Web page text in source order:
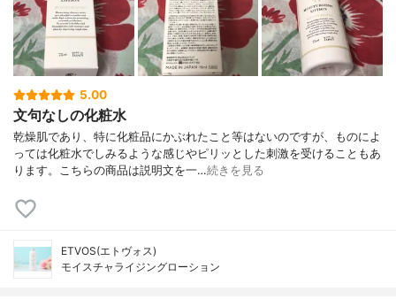
5.00
文句なしの化粧水
乾燥肌であり、特に化粧品にかぶれたこと等はないのですが、ものによ
っては化粧水でしみるような感じやピリッとした刺激を受けることもあ
ります。こちらの商品は説明文を一…続きを見る
ETVOS(エトヴォス)
モイスチャライジングローション